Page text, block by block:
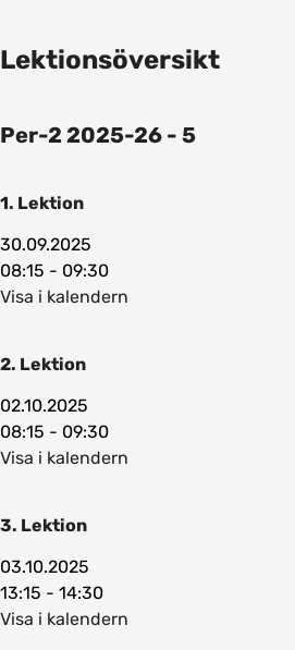
Lektionsöversikt
Per-2 2025-26 - 5
1. Lektion
30.09.2025
08:15 - 09:30
Visa i kalendern
2. Lektion
02.10.2025
08:15 - 09:30
Visa i kalendern
3. Lektion
03.10.2025
13:15 - 14:30
Visa i kalendern